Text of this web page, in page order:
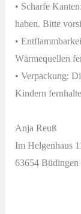
• Scharfe
haben. Bitte
•
Wärmequellen
• Verpackung:
Kindern
Anja Reuß
Im Helgenhaus
63654 Büdingen